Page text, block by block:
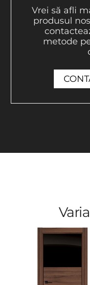
Vrei să afli
produsul
metode